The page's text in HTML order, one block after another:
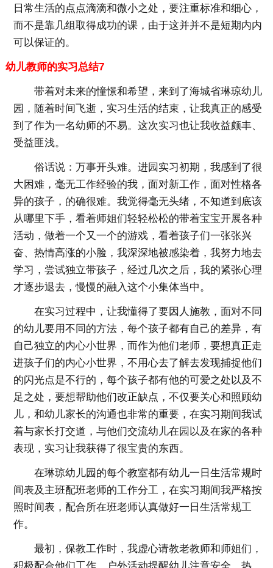
日常生活的点点滴滴和微小之处，要注重标准和细心，
而不是靠几组取得成功的课，由于这并并不是短期内内
可以保证的。
幼儿教师的实习总结7
带着对未来的憧憬和希望，来到了海城省琳琼幼儿
园，随着时间飞逝，实习生活的结束，让我真正的感受
到了作为一名幼师的不易。这次实习也让我收益颇丰、
受益匪浅。
俗话说：万事开头难。进园实习初期，我感到了很
大困难，毫无工作经验的我，面对新工作，面对性格各
异的孩子，的确很难。我觉得毫无头绪，不知道到底该
从哪里下手，看着师姐们轻轻松松的带着宝宝开展各种
活动，做着一个又一个的游戏，看着孩子们一张张兴
奋、热情高涨的小脸，我深深地被感染着，我努力地去
学习，尝试独立带孩子，经过几次之后，我的紧张心理
才逐步退去，慢慢的融入这个小集体当中。
在实习过程中，让我懂得了要因人施教，面对不同
的幼儿要用不同的方法，每个孩子都有自己的差异，有
自己独立的内心小世界，而作为他们老师，要想真正走
进孩子们的内心小世界，不用心去了解去发现捕捉他们
的闪光点是不行的，每个孩子都有他的可爱之处以及不
足之处，要想帮助他们改正缺点，不仅要关心和照顾幼
儿，和幼儿家长的沟通也非常的重要，在实习期间我试
着与家长打交道，与他们交流幼儿在园以及在家的各种
表现，实习让我获得了很宝贵的东西。
在琳琼幼儿园的每个教室都有幼儿一日生活常规时
间表及主班配班老师的工作分工，在实习期间我严格按
照时间表，配合所在班老师认真做好一日生活常规工
作。
最初，保教工作时，我虚心请教老教师和师姐们，